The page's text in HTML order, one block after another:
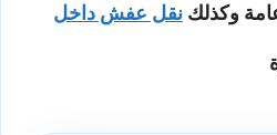
وكذلك نقل عفش داخل